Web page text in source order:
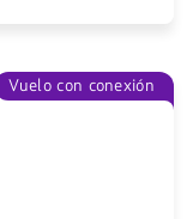
Vuelo con conexión